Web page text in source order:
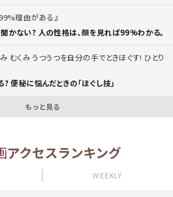
理由がある
かない? 人の性格は、顔を見れば99%わかる。
むくみ うつうつを自分の手でときほぐす! ひとり
便秘に悩んだときの「ほぐし技」
もっと見る
アクセスランキング
WEEKLY